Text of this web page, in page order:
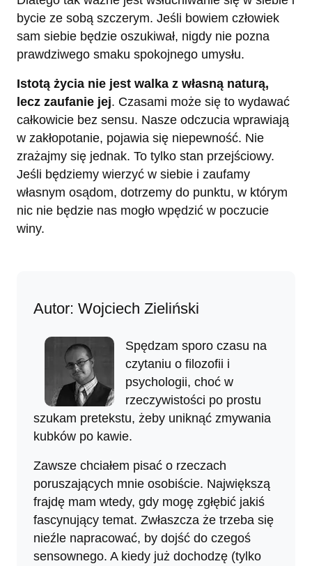
bycie ze sobą szczerym. Jeśli bowiem człowiek
sam siebie będzie oszukiwał, nigdy nie pozna
prawdziwego smaku spokojnego umysłu.
Istotą życia nie jest walka z własną naturą,
lecz zaufanie jej. Czasami może się to wydawać
całkowicie bez sensu. Nasze odczucia wprawiają
w zakłopotanie, pojawia się niepewność. Nie
zrażajmy się jednak. To tylko stan przejściowy.
Jeśli będziemy wierzyć w siebie i zaufamy
własnym osądom, dotrzemy do punktu, w którym
nic nie będzie nas mogło wpędzić w poczucie
winy.
Autor: Wojciech Zieliński
Spędzam sporo czasu na
czytaniu o filozofii i
psychologii, choć w
rzeczywistości po prostu
szukam pretekstu, żeby uniknąć zmywania
kubków po kawie.
Zawsze chciałem pisać o rzeczach
poruszających mnie osobiście. Największą
frajdę mam wtedy, gdy mogę zgłębić jakiś
fascynujący temat. Zwłaszcza że trzeba się
nieźle napracować, by dojść do czegoś
sensownego. A kiedy już dochodzę (tylko